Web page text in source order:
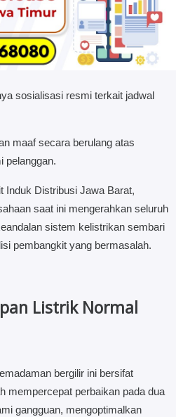
sosialisasi resmi terkait jadwal
maaf secara berulang atas
pelanggan.
Induk Distribusi Jawa Barat,
saat ini mengerahkan seluruh
sistem kelistrikan sembari
pembangkit yang bermasalah.
Listrik Normal
bergilir ini bersifat
mempercepat perbaikan pada dua
gangguan, mengoptimalkan